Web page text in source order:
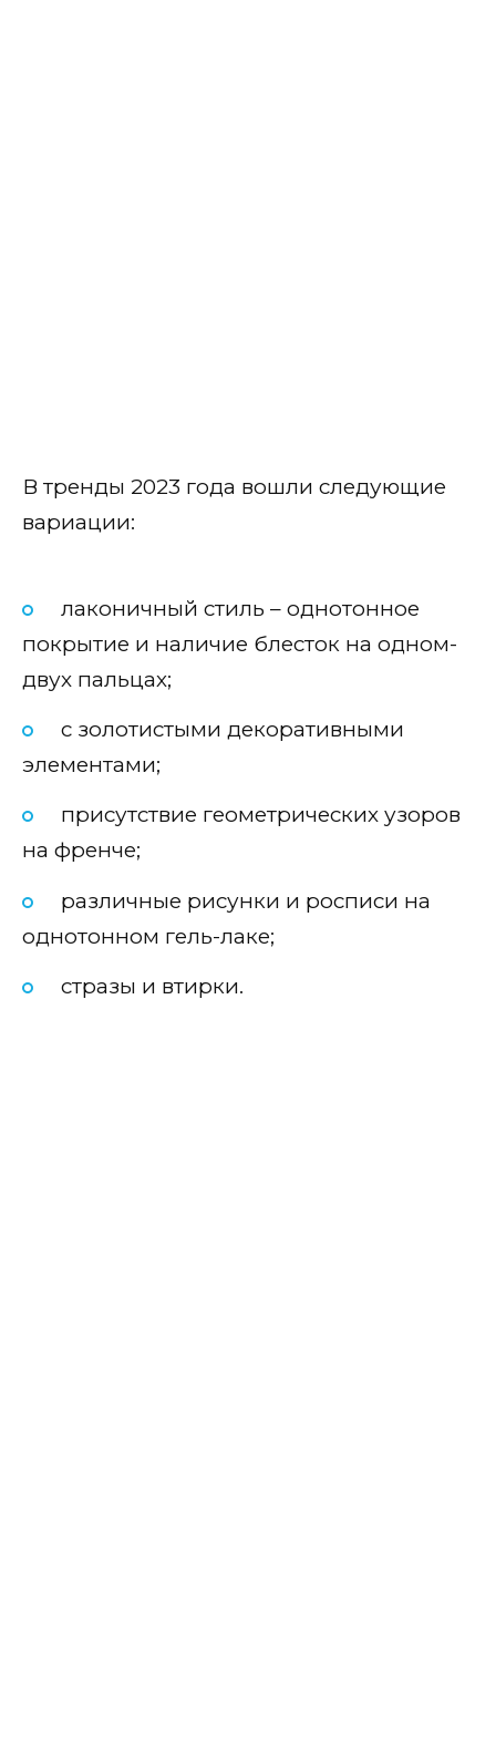
В тренды 2023 года вошли следующие
вариации:
лаконичный стиль – однотонное
покрытие и наличие блесток на одном-
двух пальцах;
с золотистыми декоративными
элементами;
присутствие геометрических узоров
на френче;
различные рисунки и росписи на
однотонном гель-лаке;
стразы и втирки.